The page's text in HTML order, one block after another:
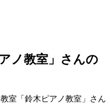
ノ教室」さんの
室「鈴木ピアノ教室」さん